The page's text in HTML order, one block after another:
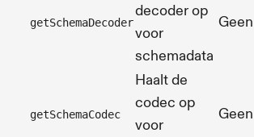
getSchemaDecoder
decoder op
voor
schemadata
Geen
getSchemaCodec
Haalt de
codec op
voor
Geen